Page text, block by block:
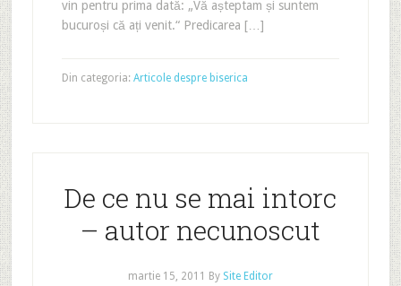
vin pentru prima dată: „Vă așteptam și suntem
bucuroși că ați venit.“ Predicarea […]
Din categoria: Articole despre biserica
De ce nu se mai intorc
– autor necunoscut
martie 15, 2011 By Site Editor